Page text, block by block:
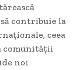
contribuie la
ceea
comunității
noi